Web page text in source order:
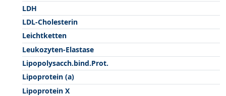
LDH
LDL-Cholesterin
Leichtketten
Leukozyten-Elastase
Lipopolysacch.bind.Prot.
Lipoprotein (a)
Lipoprotein X